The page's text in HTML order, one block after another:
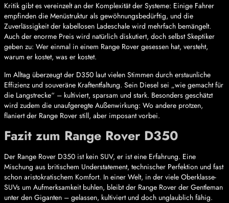
Kritik gibt es vereinzelt an der Komplexität der Systeme: Einige Fahrer
empfinden die Menüstruktur als gewöhnungsbedürftig, und die
Zuverlässigkeit der kabellosen Ladeschale wird mehrfach bemängelt.
Auch der enorme Preis wird natürlich diskutiert, doch selbst Skeptiker
geben zu: Wer einmal in einem Range Rover gesessen hat, versteht,
warum er kostet, was er kostet.
Im Alltag überzeugt der D350 laut vielen Stimmen durch erstaunliche
Effizienz und souveräne Kraftentfaltung. Sein Diesel sei „wie gemacht für
die Langstrecke“ – kultiviert, sparsam und stark. Besonders geschätzt
wird zudem die unaufgeregte Außenwirkung: Wo andere protzen,
flaniert der Range Rover still, aber imposant vorbei.
Fazit zum Range Rover D350
Der Range Rover D350 ist kein SUV, er ist eine Erfahrung. Eine
Mischung aus britischem Understatement, technischer Perfektion und fast
schon aristokratischem Komfort. In einer Welt, in der viele Oberklasse-
SUVs um Aufmerksamkeit buhlen, bleibt der Range Rover der Gentleman
unter den Giganten – gelassen, kultiviert und doch unglaublich fähig.